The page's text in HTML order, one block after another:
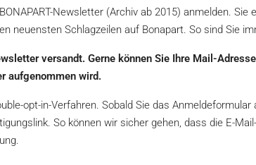
Newsletter (Archiv ab 2015) anmelden. Sie
neuensten Schlagzeilen auf Bonapart. So sind Sie
versandt. Gerne können Sie Ihre Mail-
aufgenommen wird.
opt-in-Verfahren. Sobald Sie das Anmeldeformular
So können wir sicher gehen, dass die E-